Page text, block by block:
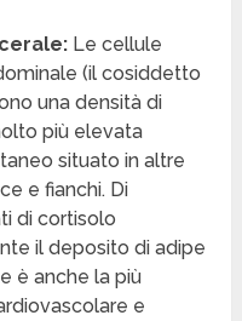
Le cellule
(il cosiddetto
una densità di
più elevata
situato in altre
e fianchi. Di
di cortisolo
il deposito di adipe
è anche la più
e